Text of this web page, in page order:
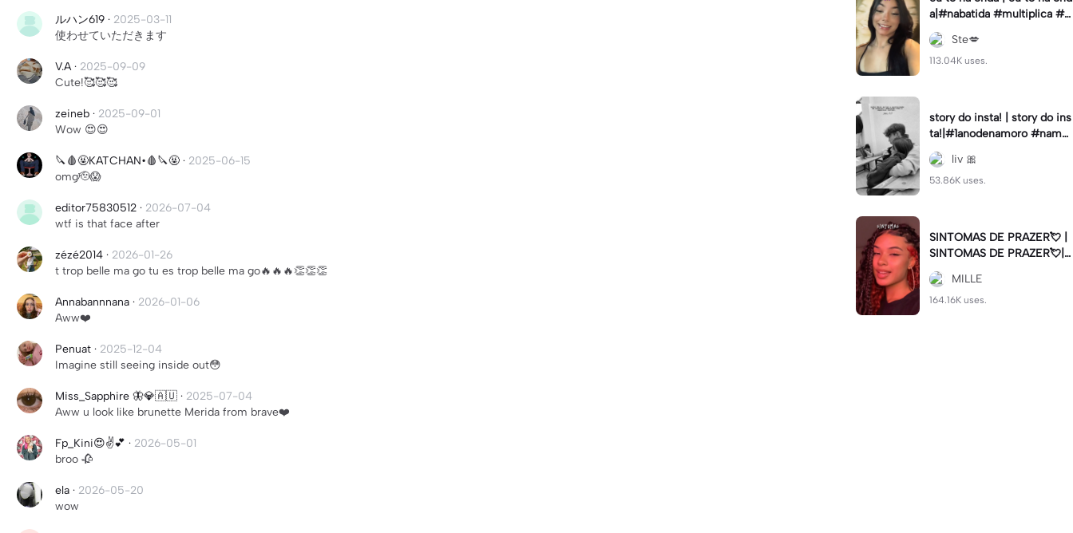
ルハン619 · 2025-03-11
使わせていただきます
V.A· 2025-09-09
Cute!🥰🥰🥰
zeineb · 2025-09-01
Wow 😍😍
🔪🩸🤬KATCHAN•🩸🔪🤬 · 2025-06-15
omg🫡😱
editor75830512 · 2026-07-04
wtf is that face after
zézé2014 · 2026-01-26
t trop belle ma go tu es trop belle ma go🔥🔥🔥👏👏👏
Annabannnana · 2026-01-06
Aww❤️
Penuat · 2025-12-04
Imagine still seeing inside out😳
Miss_Sapphire 🦋💎🇦🇺 · 2025-07-04
Aww u look like brunette Merida from brave❤️
Fp_Kini😍✌️💕 · 2026-05-01
broo 🥀
ela · 2026-05-20
wow
a|#nabatida #multiplica #e
feitos #efeitoscapcut #vira
lcut
Ste💋
113.04K uses.
story do insta! | story do ins
ta!|#1anodenamoro #namor
o #storynamorados
liv 🎀
53.86K uses.
SINTOMAS DE PRAZER💘 |
SINTOMAS DE PRAZER💘|#
sintomasdeprazer #viralcut
#batida
MILLE
164.16K uses.